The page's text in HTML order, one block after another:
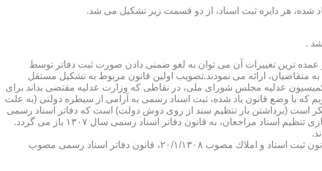
تغییراتی را پدیدار ساخت كه از عمده ترین تغییرات آن می توان به لغو ضمنی دادن صورت ثبت دفاتر توسط
ارائه می نمودند.تصویب اولین قانون مربوط به تشكیل مستقل
های اسناد رسمی، به سال ۱۳۰۷ باز می گردد. مطابق ماده ۱ قانون تشكیل دفاتر اسناد رسمی مصوب ۱۳/۱۱/۱۳۰۷ كمیسیون عدلیه مجلس شورای ملی، در نقاطی كه وزارت عدلیه مقتضی بداند برای
كه با وضع قانون یاد شده، ثبت اسناد رسمی به آرامی از سیطره دولتی (به علت
است (برداشتن بار تنظیم سند از روی دوش دولت) است كه دفاتر اسناد رسمی
شكل می گیرد، علی رغم اینكه صلاحیت دفاتر در آن زمان محلی بوده است. به عبارت دیگر اولین اقدام مربوط به خصوصی سازی تنظیم اسناد مراجعان، به قانون دفاتر اسناد رسمی سال ۱۳۰۷ باز می گردد.
در آن زمان، هر دفتر اسناد رسمی مركب از یك نفر صاحب دفتر و لااقل یك نفر نماینده اداره ثبت اسناد بوده است. با تصویب قانون ثبت اسناد و املاك مصوب ۲۰/۱/۱۳۰۸، قانون دفاتر اسناد رسمی مصوب